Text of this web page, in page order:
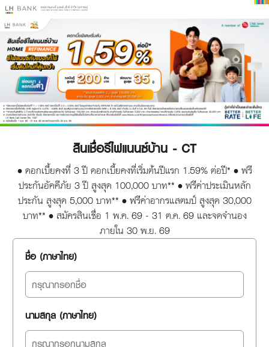
สินเชื่อรีไฟแนนซ์บ้าน - CT
• ดอกเบี้ยคงที่ 3 ปี ดอกเบี้ยคงที่เริ่มต้นปีแรก 1.59% ต่อปี* • ฟรี
ประกันอัคคีภัย 3 ปี สูงสุด 100,000 บาท** • ฟรีค่าประเมินหลัก
ประกัน สูงสุด 5,000 บาท** • ฟรีค่าอากรแสตมป์ สูงสุด 30,000
บาท** • สมัครสินเชื่อ 1 พ.ค. 69 - 31 ต.ค. 69 และจดจำนอง
ภายใน 30 พ.ย. 69
ชื่อ (ภาษาไทย)
นามสกุล (ภาษาไทย)